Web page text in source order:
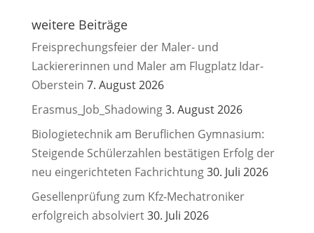
weitere Beiträge
Freisprechungsfeier der Maler- und
Lackiererinnen und Maler am Flugplatz Idar-
Oberstein 7. August 2026
Erasmus_Job_Shadowing3. August 2026
Biologietechnik am Beruflichen Gymnasium:
Steigende Schülerzahlen bestätigen Erfolg der
neu eingerichteten Fachrichtung30. Juli 2026
Gesellenprüfung zum Kfz-Mechatroniker
erfolgreich absolviert30. Juli 2026